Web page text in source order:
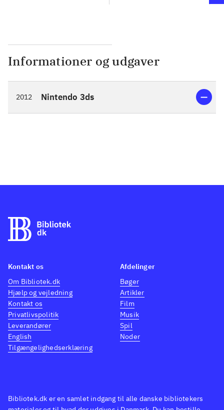
Informationer og udgaver
2012 Nintendo 3ds
Bibliotek.dk er en samlet indgang til alle danske bibliotekers
Kontakt os
Om Bibliotek.dk
Hjælp og vejledning
Kontakt os
Privatlivspolitik
Leverandører
English
Tilgængelighedserklæring
Afdelinger
Bøger
Artikler
Film
Musik
Spil
Noder